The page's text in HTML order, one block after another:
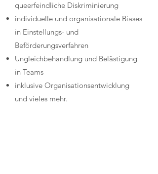
queerfeindliche Diskriminierung
individuelle und organisationale Biases
in Einstellungs- und
Beförderungsverfahren
Ungleichbehandlung und Belästigung
in Teams
inklusive Organisationsentwicklung
und vieles mehr.